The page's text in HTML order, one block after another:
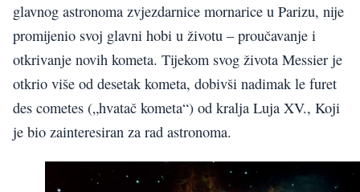
glavnog astronoma zvjezdarnice mornarice u Parizu, nije
promijenio svoj glavni hobi u životu – proučavanje i
otkrivanje novih kometa. Tijekom svog života Messier je
otkrio više od desetak kometa, dobivši nadimak le furet
des cometes („hvatač kometa“) od kralja Luja XV., Koji
je bio zainteresiran za rad astronoma.